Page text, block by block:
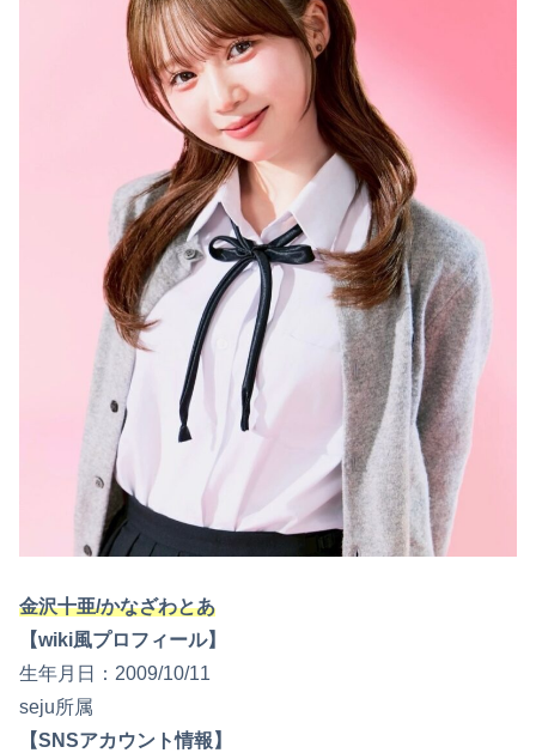
金沢十亜/かなざわとあ
【wiki風プロフィール】
生年月日：2009/10/11
seju所属
【SNSアカウント情報】